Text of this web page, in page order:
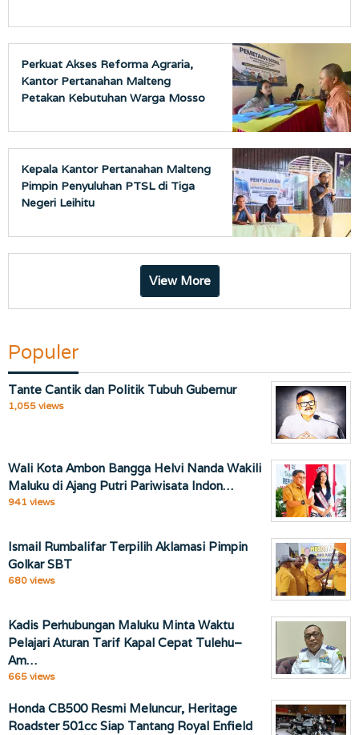
Perkuat Akses Reforma Agraria,
Kantor Pertanahan Malteng
Petakan Kebutuhan Warga Mosso
Kepala Kantor Pertanahan Malteng
Pimpin Penyuluhan PTSL di Tiga
Negeri Leihitu
View More
Populer
Tante Cantik dan Politik Tubuh Gubernur
1,055 views
Wali Kota Ambon Bangga Helvi Nanda Wakili
Maluku di Ajang Putri Pariwisata Indon…
941 views
Ismail Rumbalifar Terpilih Aklamasi Pimpin
Golkar SBT
680 views
Kadis Perhubungan Maluku Minta Waktu
Pelajari Aturan Tarif Kapal Cepat Tulehu–
Am…
665 views
Honda CB500 Resmi Meluncur, Heritage
Roadster 501cc Siap Tantang Royal Enfield